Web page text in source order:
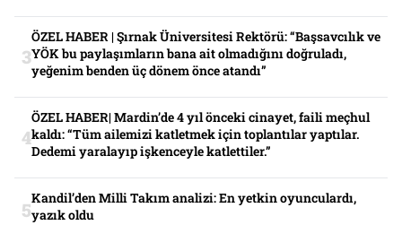
ÖZEL HABER | Şırnak Üniversitesi Rektörü: “Başsavcılık ve
YÖK bu paylaşımların bana ait olmadığını doğruladı,
yeğenim benden üç dönem önce atandı”
ÖZEL HABER| Mardin’de 4 yıl önceki cinayet, faili meçhul
kaldı: “Tüm ailemizi katletmek için toplantılar yaptılar.
Dedemi yaralayıp işkenceyle katlettiler.”
Kandil’den Milli Takım analizi: En yetkin oyunculardı,
yazık oldu